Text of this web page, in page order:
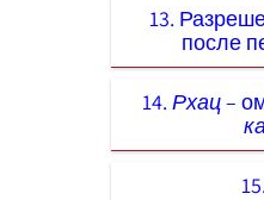
13.
после
14. Рхац–
15.